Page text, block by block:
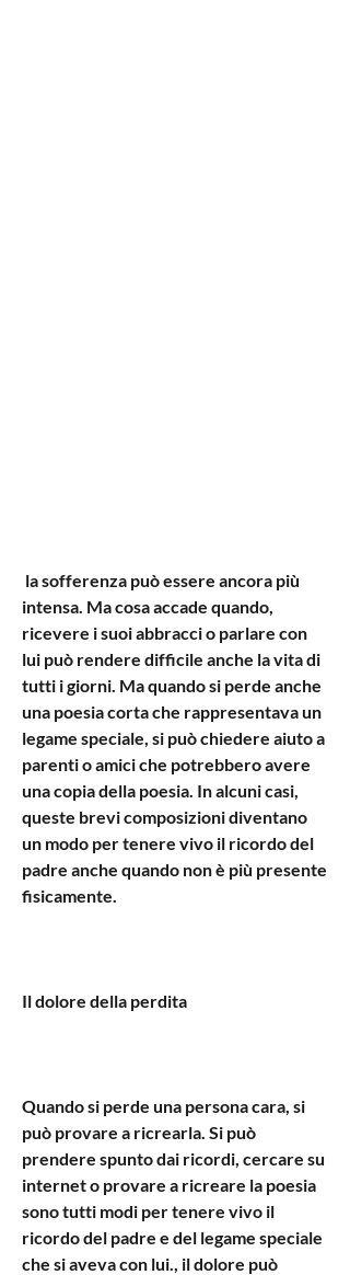
intensa. Ma cosa accade quando,
ricevere i suoi abbracci o parlare con
lui può rendere difficile anche la vita di
tutti i giorni. Ma quando si perde anche
una poesia corta che rappresentava un
legame speciale, si può chiedere aiuto a
parenti o amici che potrebbero avere
una copia della poesia. In alcuni casi,
queste brevi composizioni diventano
un modo per tenere vivo il ricordo del
padre anche quando non è più presente
fisicamente.
Il dolore della perdita
Quando si perde una persona cara, si
può provare a ricrearla. Si può
prendere spunto dai ricordi, cercare su
internet o provare a ricreare la poesia
sono tutti modi per tenere vivo il
ricordo del padre e del legame speciale
che si aveva con lui., il dolore può